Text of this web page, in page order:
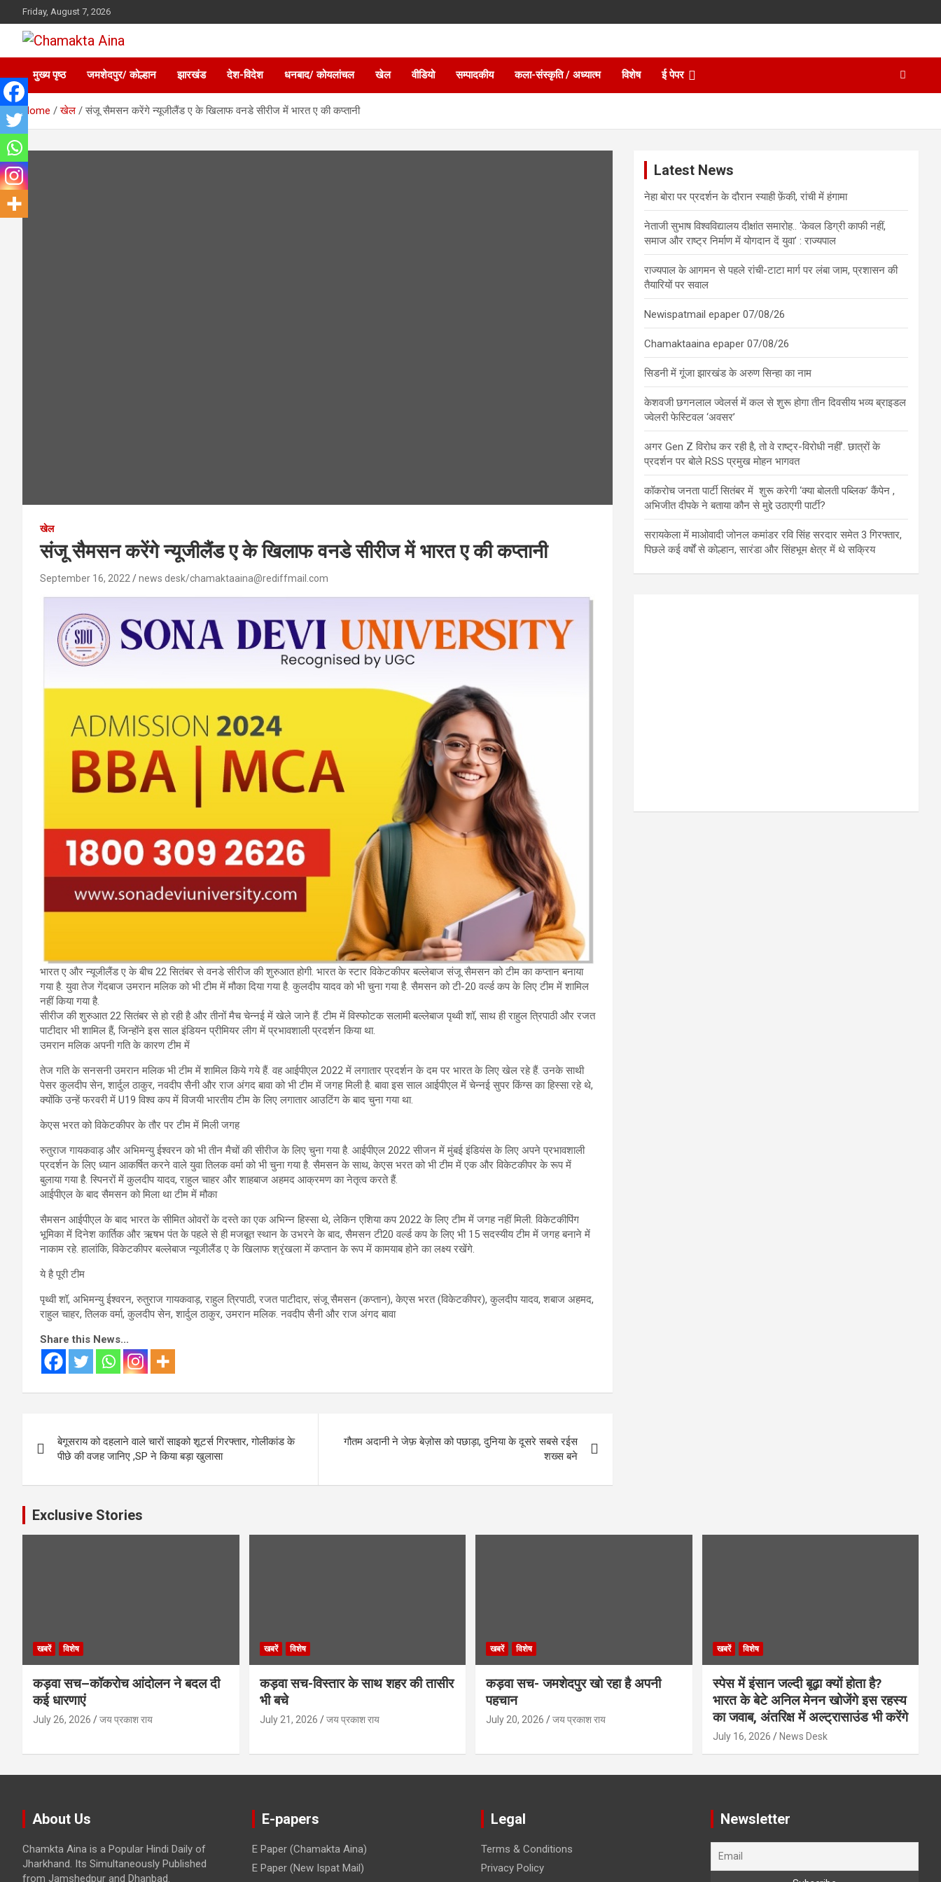
to
content
Friday, August 7, 2026
Chamakta Aina
Hindi News Paper – Jharkhand
मुख्य पृष्ठ
जमशेदपुर/ कोल्हान झारखंड देश-विदेश धनबाद/ कोयलांचल खेल वीडियो सम्पादकीय कला-संस्कृति / अध्यात्म विशेष ई पेपर
Home खेल संजू सैमसन करेंगे न्यूजीलैंड ए के खिलाफ वनडे सीरीज में भारत ए की कप्तानी
खेल
संजू सैमसन करेंगे न्यूजीलैंड ए के खिलाफ वनडे सीरीज में भारत ए की कप्तानी
September 16, 2022 news desk/chamaktaaina@rediffmail.com
भारत ए और न्यूजीलैंड ए के बीच 22 सितंबर से वनडे सीरीज की शुरुआत होगी. भारत के स्टार विकेटकीपर बल्लेबाज संजू सैमसन को टीम का कप्तान बनाया
गया है. युवा तेज गेंदबाज उमरान मलिक को भी टीम में मौका दिया गया है. कुलदीप यादव को भी चुना गया है. सैमसन को टी-20 वर्ल्ड कप के लिए टीम में शामिल
नहीं किया गया है.
सीरीज की शुरुआत 22 सितंबर से हो रही है और तीनों मैच चेन्नई में खेले जाने हैं. टीम में विस्फोटक सलामी बल्लेबाज पृथ्वी शॉ, साथ ही राहुल त्रिपाठी और रजत
पाटीदार भी शामिल हैं, जिन्होंने इस साल इंडियन प्रीमियर लीग में प्रभावशाली प्रदर्शन किया था.
उमरान मलिक अपनी गति के कारण टीम में
तेज गति के सनसनी उमरान मलिक भी टीम में शामिल किये गये हैं. वह आईपीएल 2022 में लगातार प्रदर्शन के दम पर भारत के लिए खेल रहे हैं. उनके साथी
पेसर कुलदीप सेन, शार्दुल ठाकुर, नवदीप सैनी और राज अंगद बावा को भी टीम में जगह मिली है. बावा इस साल आईपीएल में चेन्नई सुपर किंग्स का हिस्सा रहे थे,
क्योंकि उन्हें फरवरी में U19 विश्व कप में विजयी भारतीय टीम के लिए लगातार आउटिंग के बाद चुना गया था.
केएस भरत को विकेटकीपर के तौर पर टीम में मिली जगह
रुतुराज गायकवाड़ और अभिमन्यु ईश्वरन को भी तीन मैचों की सीरीज के लिए चुना गया है. आईपीएल 2022 सीजन में मुंबई इंडियंस के लिए अपने प्रभावशाली
प्रदर्शन के लिए ध्यान आकर्षित करने वाले युवा तिलक वर्मा को भी चुना गया है. सैमसन के साथ, केएस भरत को भी टीम में एक और विकेटकीपर के रूप में
बुलाया गया है. स्पिनरों में कुलदीप यादव, राहुल चाहर और शाहबाज अहमद आक्रमण का नेतृत्व करते हैं.
आईपीएल के बाद सैमसन को मिला था टीम में मौका
सैमसन आईपीएल के बाद भारत के सीमित ओवरों के दस्ते का एक अभिन्न हिस्सा थे, लेकिन एशिया कप 2022 के लिए टीम में जगह नहीं मिली. विकेटकीपिंग
भूमिका में दिनेश कार्तिक और ऋषभ पंत के पहले से ही मजबूत स्थान के उभरने के बाद, सैमसन टी20 वर्ल्ड कप के लिए भी 15 सदस्यीय टीम में जगह बनाने में
नाकाम रहे. हालांकि, विकेटकीपर बल्लेबाज न्यूजीलैंड ए के खिलाफ श्रृंखला में कप्तान के रूप में कामयाब होने का लक्ष्य रखेंगे.
ये है पूरी टीम
पृथ्वी शॉ, अभिमन्यु ईश्वरन, रुतुराज गायकवाड़, राहुल त्रिपाठी, रजत पाटीदार, संजू सैमसन (कप्तान), केएस भरत (विकेटकीपर), कुलदीप यादव, शबाज अहमद,
राहुल चाहर, तिलक वर्मा, कुलदीप सेन, शार्दुल ठाकुर, उमरान मलिक. नवदीप सैनी और राज अंगद बावा
Share this News...
navigation
बेगूसराय को दहलाने वाले चारों साइको शूटर्स गिरफ्तार, गोलीकांड के
पीछे की वजह जानिए ,SP ने किया बड़ा खुलासा
गौतम अदानी ने जेफ़ बेज़ोस को पछाड़ा, दुनिया के दूसरे सबसे रईस
शख्स बने
Latest News
नेहा बोरा पर प्रदर्शन के दौरान स्याही फ़ेंकी, रांची में हंगामा
नेताजी सुभाष विश्वविद्यालय दीक्षांत समारोह.. ‘केवल डिग्री काफी नहीं,
समाज और राष्ट्र निर्माण में योगदान दें युवा’ : राज्यपाल
राज्यपाल के आगमन से पहले रांची-टाटा मार्ग पर लंबा जाम, प्रशासन की
तैयारियों पर सवाल
Newispatmail epaper 07/08/26
Chamaktaaina epaper 07/08/26
सिडनी में गूंजा झारखंड के अरुण सिन्हा का नाम
केशवजी छगनलाल ज्वेलर्स में कल से शुरू होगा तीन दिवसीय भव्य ब्राइडल
ज्वेलरी फेस्टिवल ‘अवसर’
अगर Gen Z विरोध कर रही है, तो वे राष्ट्र-विरोधी नहीं’. छात्रों के
प्रदर्शन पर बोले RSS प्रमुख मोहन भागवत
कॉकरोच जनता पार्टी सितंबर में शुरू करेगी ‘क्या बोलती पब्लिक’ कैंपेन ,
अभिजीत दीपके ने बताया कौन से मुद्दे उठाएगी पार्टी?
सरायकेला में माओवादी जोनल कमांडर रवि सिंह सरदार समेत 3 गिरफ्तार,
पिछले कई वर्षों से कोल्हान, सारंडा और सिंहभूम क्षेत्र में थे सक्रिय
Exclusive Stories
खबरें विशेष
कड़वा सच–कॉकरोच आंदोलन ने बदल दी
कई धारणाएं
July 26, 2026 जय प्रकाश राय
खबरें विशेष
कड़वा सच-विस्तार के साथ शहर की तासीर
भी बचे
July 21, 2026 जय प्रकाश राय
खबरें विशेष
कड़वा सच- जमशेदपुर खो रहा है अपनी
पहचान
July 20, 2026 जय प्रकाश राय
खबरें विशेष
स्पेस में इंसान जल्दी बूढ़ा क्यों होता है?
भारत के बेटे अनिल मेनन खोजेंगे इस रहस्य
का जवाब, अंतरिक्ष में अल्ट्रासाउंड भी करेंगे
July 16, 2026 News Desk
About Us
Chamkta Aina is a Popular Hindi Daily of
Jharkhand. Its Simultaneously Published
from Jamshedpur and Dhanbad.
E-papers
E Paper (Chamakta Aina)
E Paper (New Ispat Mail)
Legal
Terms & Conditions
Privacy Policy
Newsletter